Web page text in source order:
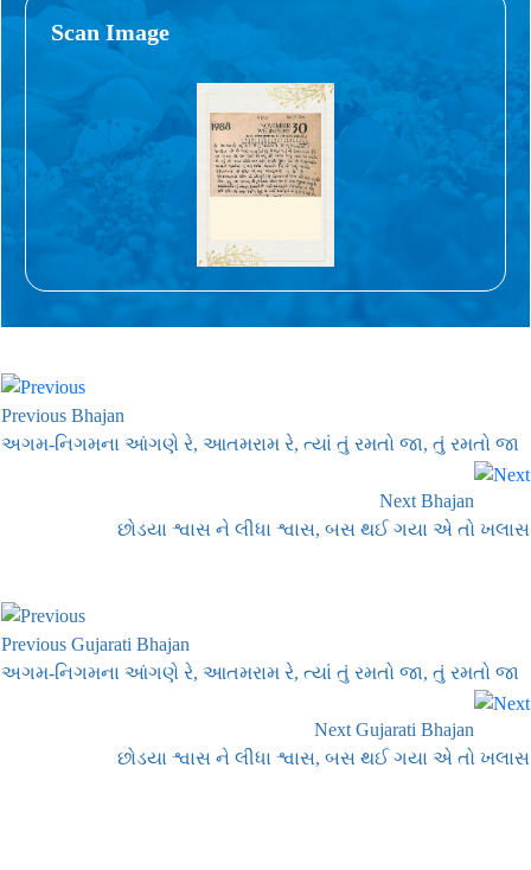
Scan Image
Previous Bhajan
અગમ-નિગમના આંગણે રે, આતમરામ રે, ત્યાં તું રમતો જા, તું રમતો જા
Next Bhajan
છોડયા શ્વાસ ને લીધા શ્વાસ, બસ થઈ ગયા એ તો ખલાસ
Previous Gujarati Bhajan
અગમ-નિગમના આંગણે રે, આતમરામ રે, ત્યાં તું રમતો જા, તું રમતો જા
Next Gujarati Bhajan
છોડયા શ્વાસ ને લીધા શ્વાસ, બસ થઈ ગયા એ તો ખલાસ